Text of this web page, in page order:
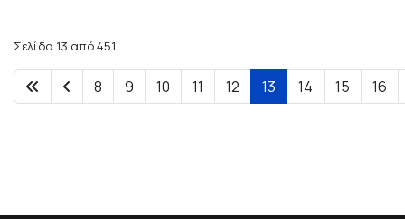
Σελίδα 13 από 451
8 9 10 11 12 13 14 15 16